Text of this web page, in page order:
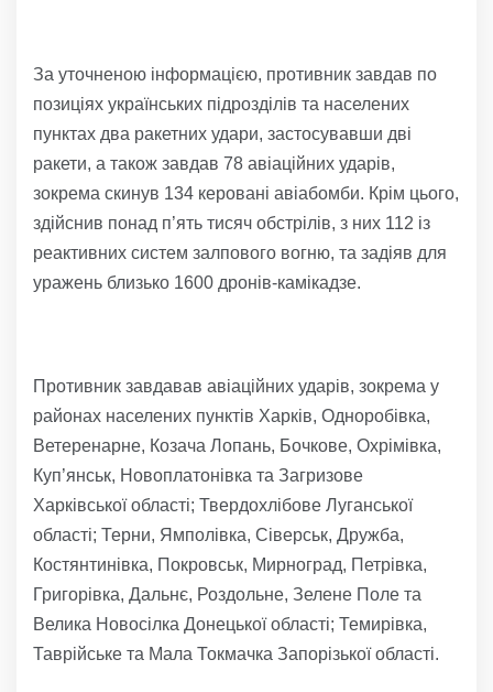
За уточненою інформацією, противник завдав по
позиціях українських підрозділів та населених
пунктах два ракетних удари, застосувавши дві
ракети, а також завдав 78 авіаційних ударів,
зокрема скинув 134 керовані авіабомби. Крім цього,
здійснив понад п’ять тисяч обстрілів, з них 112 із
реактивних систем залпового вогню, та задіяв для
уражень близько 1600 дронів-камікадзе.
Противник завдавав авіаційних ударів, зокрема у
районах населених пунктів Харків, Одноробівка,
Ветеренарне, Козача Лопань, Бочкове, Охрімівка,
Куп’янськ, Новоплатонівка та Загризове
Харківської області; Твердохлібове Луганської
області; Терни, Ямполівка, Сіверськ, Дружба,
Костянтинівка, Покровськ, Мирноград, Петрівка,
Григорівка, Дальнє, Роздольне, Зелене Поле та
Велика Новосілка Донецької області; Темирівка,
Таврійське та Мала Токмачка Запорізької області.